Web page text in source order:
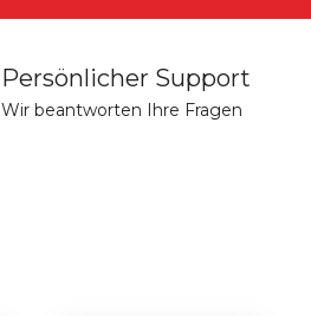
Persönlicher Support
Wir beantworten Ihre Fragen